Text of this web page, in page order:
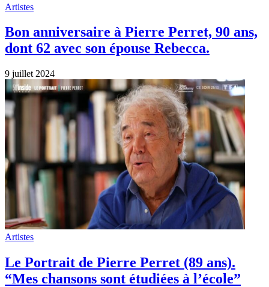
Artistes
Bon anniversaire à Pierre Perret, 90 ans,
dont 62 avec son épouse Rebecca.
9 juillet 2024
Artistes
Le Portrait de Pierre Perret (89 ans).
“Mes chansons sont étudiées à l’école”